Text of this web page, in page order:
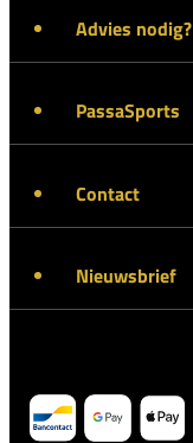
Advies nodig?
PassaSports
Contact
Nieuwsbrief